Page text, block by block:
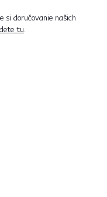
doručovanie našich
tu.